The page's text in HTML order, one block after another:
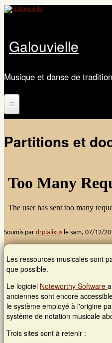
Aller au contenu principal
Galouvielle
Musique et danse de
Présentation
Calendrier
Accordéon diatonique,
Session Galouvielle du
Accordéon diatonique avec
L'atelier chant
Notre musique
D'autres ressources
Sélection de morceaux de
Sceaux - Noël 2016
WE basque avril 2018
WE basque avril 2018
Répétition / Préparation 2019
Liens
Duo à 3
Contacts
Partitions et
Soumis par drplalixus le sam, 07/12/
Les ressources musicales sont
que possible.
Le logiciel Noteworthy Software
anciennes sont encore
le système employé à l'origine
système de notation musicale
Trois sites sont à retenir :